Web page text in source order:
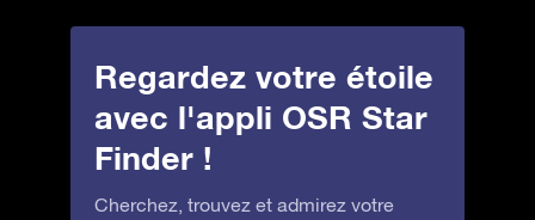
Regardez votre étoile
avec l'appli OSR Star
Finder !
Cherchez, trouvez et admirez votre